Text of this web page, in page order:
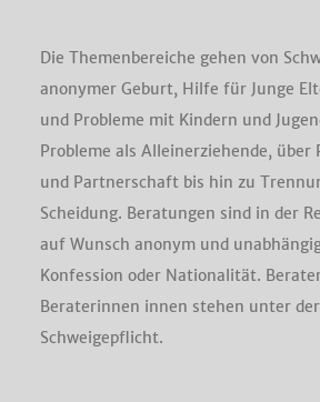
Die Themenbereiche gehen von
anonymer Geburt, Hilfe für Junge
und Probleme mit Kindern und
Probleme als Alleinerziehende, über
und Partnerschaft bis hin zu
Scheidung. Beratungen sind in der
auf Wunsch anonym und
Konfession oder Nationalität.
Beraterinnen innen stehen unter
Schweigepflicht.